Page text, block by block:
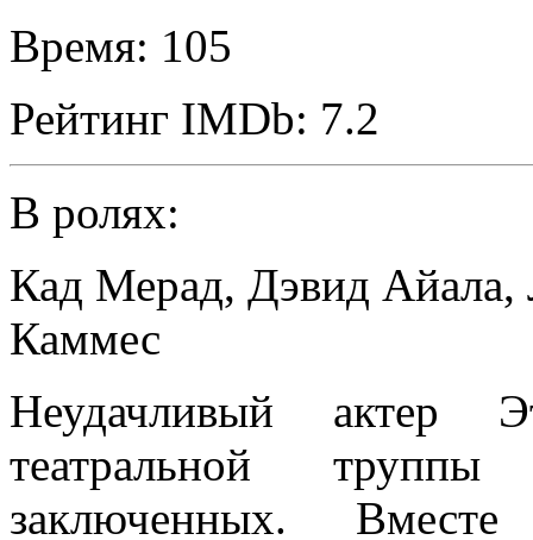
Время: 105
Рейтинг IMDb: 7.2
В ролях:
Кад Мерад, Дэвид Айала,
Каммес
Неудачливый актер
театральной
заключенных.